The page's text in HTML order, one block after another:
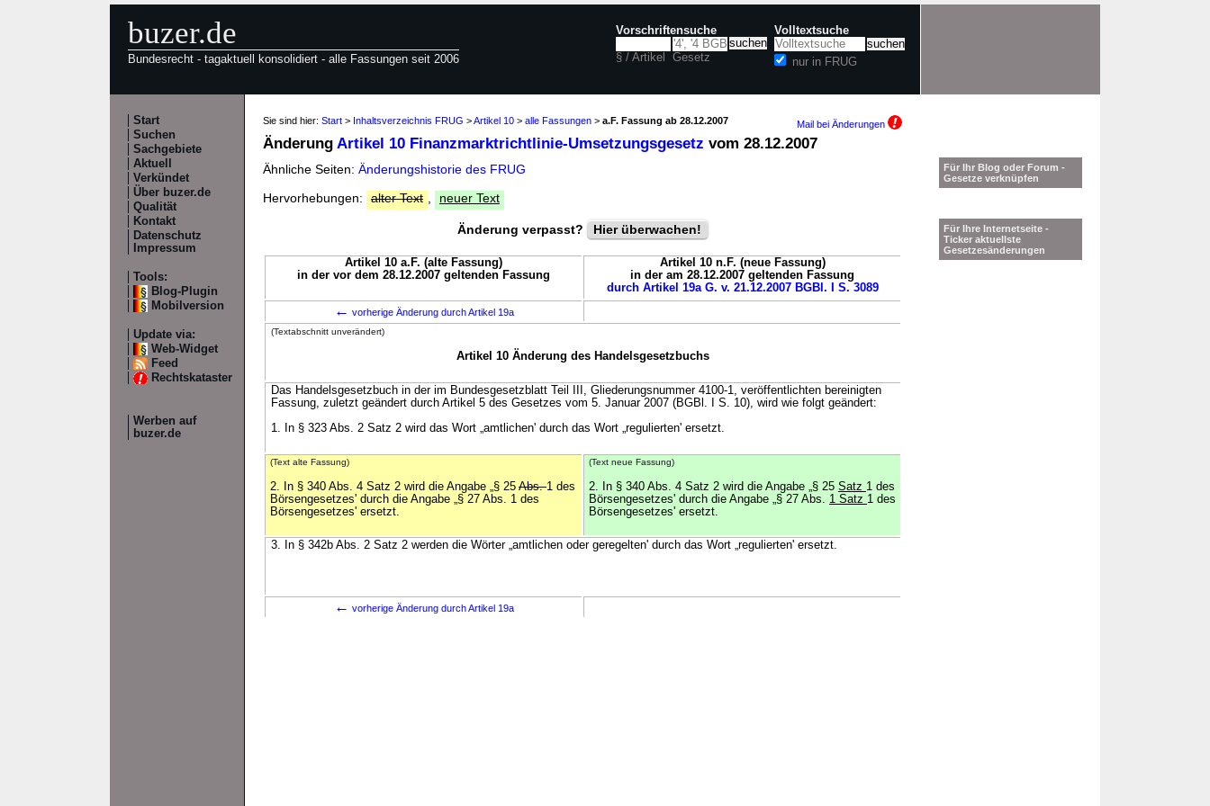
buzer.de
Bundesrecht - tagaktuell konsolidiert - alle Fassungen seit 2006
Vorschriftensuche
§ / Artikel Gesetz
Volltextsuche
nur in FRUG
Start
Suchen
Sachgebiete
Aktuell
Verkündet
Über buzer.de
Qualität
Kontakt
Datenschutz
Impressum
Tools:
Blog-Plugin
Mobilversion
Update via:
Web-Widget
Feed
Rechtskataster
Werben auf
buzer.de
Sie sind hier: Start > Inhaltsverzeichnis FRUG >Artikel 10 > alle Fassungen > a.F. Fassung ab 28.12.2007 Mail bei Änderungen
Änderung Artikel 10 Finanzmarktrichtlinie-Umsetzungsgesetz vom 28.12.2007
Ähnliche Seiten: Änderungshistorie des FRUG
Hervorhebungen:
alter Text neuer Text
Änderung verpasst? Hier überwachen!
Artikel 10 a.F. (alte Fassung)
in der vor dem 28.12.2007 geltenden Fassung
Artikel 10 n.F. (neue Fassung)
in der am 28.12.2007 geltenden Fassung
durch Artikel 19a G. v. 21.12.2007 BGBl. I S. 3089
← vorherige Änderung durch Artikel 19a
(Textabschnitt unverändert)
Artikel 10 Änderung des Handelsgesetzbuchs
Das Handelsgesetzbuch in der im Bundesgesetzblatt Teil III, Gliederungsnummer 4100-1, veröffentlichten bereinigten
Fassung, zuletzt geändert durch Artikel 5 des Gesetzes vom 5. Januar 2007 (BGBl. I S. 10), wird wie folgt geändert:
1. In § 323 Abs. 2 Satz 2 wird das Wort „amtlichen' durch das Wort „regulierten' ersetzt.
(Text alte Fassung)
2. In § 340 Abs. 4 Satz 2 wird die Angabe „§ 25 Abs.1 des
Börsengesetzes' durch die Angabe „§ 27 Abs. 1 des
Börsengesetzes' ersetzt.
(Text neue Fassung)
2. In § 340 Abs. 4 Satz 2 wird die Angabe „§ 25 Satz 1 des
Börsengesetzes' durch die Angabe „§ 27 Abs. 1 Satz 1 des
Börsengesetzes' ersetzt.
3. In § 342b Abs. 2 Satz 2 werden die Wörter „amtlichen oder geregelten' durch das Wort „regulierten' ersetzt.
← vorherige Änderung durch Artikel 19a
Für Ihr Blog oder Forum -
Gesetze verknüpfen
Für Ihre Internetseite -
Ticker aktuellste
Gesetzesänderungen